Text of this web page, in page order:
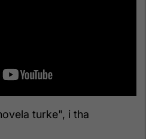
turke", i tha